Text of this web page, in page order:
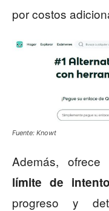
por costos
Fuente: Knowt
Además, ofrece
límite de
progreso y